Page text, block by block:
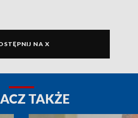
NA X
TAKŻE